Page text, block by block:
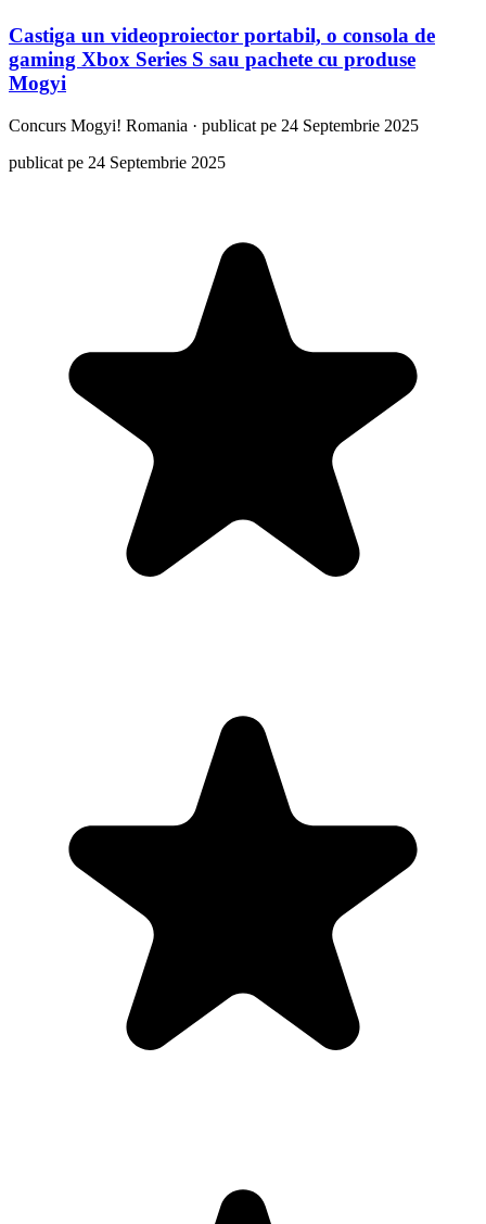
Castiga un videoproiector portabil, o consola de
gaming Xbox Series S sau pachete cu produse
Mogyi
Concurs Mogyi! Romania · publicat pe 24 Septembrie 2025
publicat pe 24 Septembrie 2025